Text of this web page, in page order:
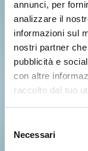
annunci, per
analizzare il
informazioni sul
nostri partner
pubblicità e
con altre
raccolto dal tuo
delNecessari